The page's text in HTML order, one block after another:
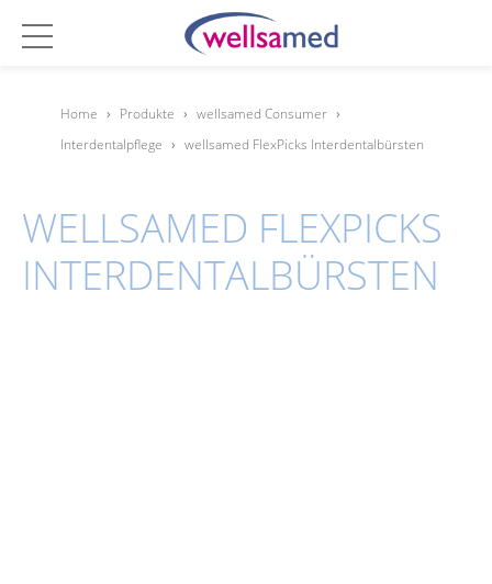
Home › Produkte › wellsamed Consumer ›
Interdentalpflege › wellsamed FlexPicks Interdentalbürsten
WELLSAMED FLEXPICKS
INTERDENTALBÜRSTEN